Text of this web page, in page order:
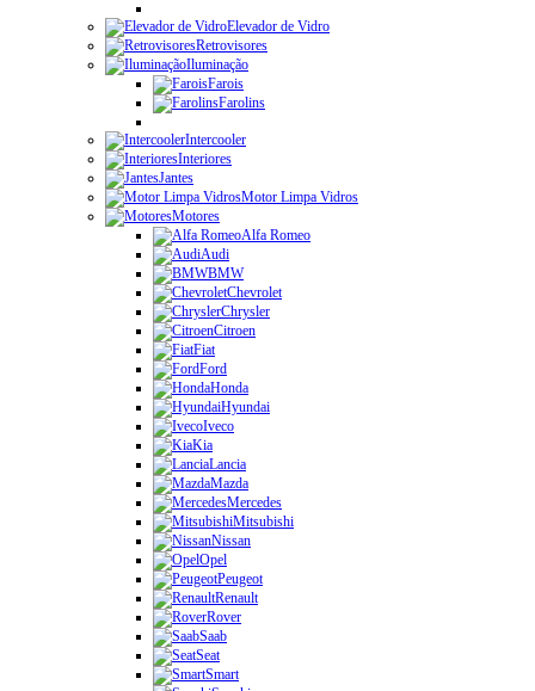
Elevador de Vidro
Retrovisores
Iluminação
Farois
Farolins
Intercooler
Interiores
Jantes
Motor Limpa Vidros
Motores
Alfa Romeo
Audi
BMW
Chevrolet
Chrysler
Citroen
Fiat
Ford
Honda
Hyundai
Iveco
Kia
Lancia
Mazda
Mercedes
Mitsubishi
Nissan
Opel
Peugeot
Renault
Rover
Saab
Seat
Smart